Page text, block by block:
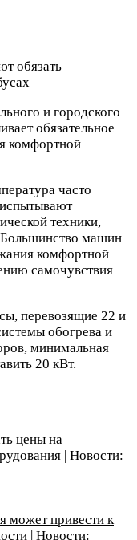
и городского
обязательное
комфортной
часто
техники,
Большинство машин
комфортной
самочувствия
перевозящие 22 и
обогрева и
минимальная
20 кВт.
цены на
| Новости:
может привести к
| Новости: